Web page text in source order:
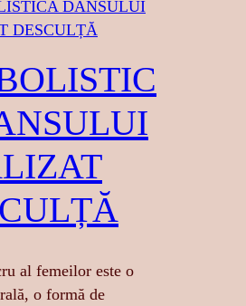
al femeilor este o
o formă de